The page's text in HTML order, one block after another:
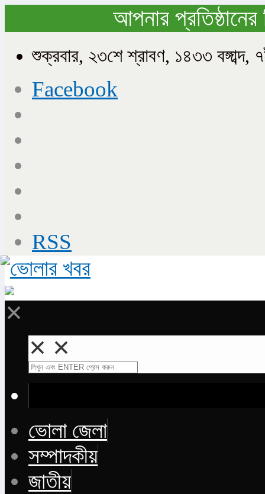
আপনার
শুক্রবার, ২৩শে শ্রাবণ, ১৪৩৩
Facebook
RSS
✕
✕ ✕
ভোলা জেলা
সম্পাদকীয়
জাতীয়